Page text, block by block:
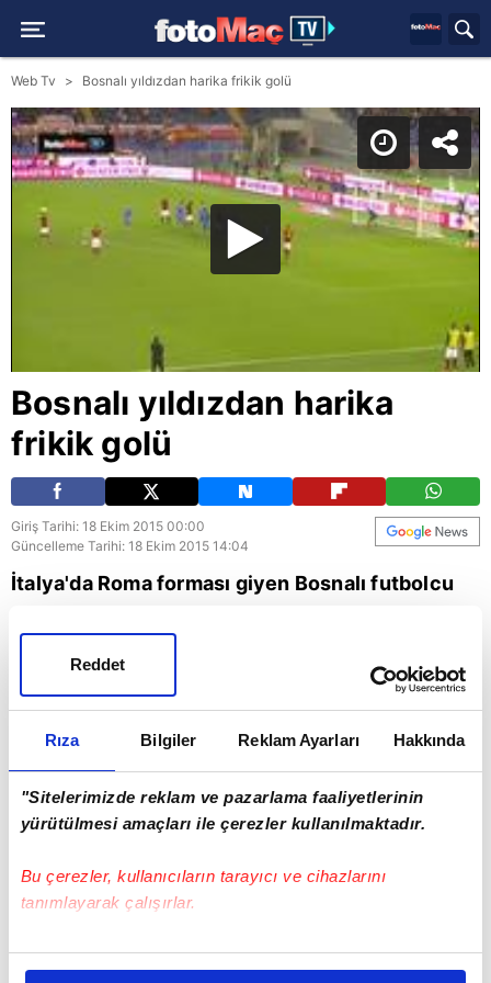
Rıza Bilgiler Reklam Ayarları Hakkında
"Sitelerimizde reklam ve pazarlama faaliyetlerinin
yürütülmesi amaçları ile çerezler kullanılmaktadır.
Bu çerezler, kullanıcıların tarayıcı ve cihazlarını
tanımlayarak çalışırlar.
Bu çerezlere izin vermeniz halinde sizlere özel
Reddet
Web Tv Bosnalı yıldızdan harika frikik golü
Bosnalı yıldızdan harika
frikik golü
Giriş Tarihi: 18 Ekim 2015 00:00
Güncelleme Tarihi: 18 Ekim 2015 14:04
İtalya'da Roma forması giyen Bosnalı futbolcu
Futbol